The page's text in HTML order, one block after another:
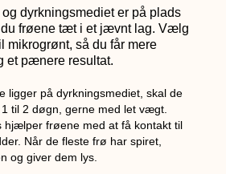
dyrkningsmediet er på plads
du frøene tæt i et jævnt lag. Vælg
mikrogrønt, så du får mere
et pænere resultat.
ligger på dyrkningsmediet, skal de
til 2 døgn, gerne med let vægt.
hjælper frøene med at få kontakt til
Når de fleste frø har spiret,
og giver dem lys.